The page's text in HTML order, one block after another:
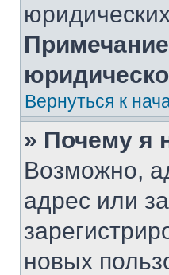
Вернуться к
» Почему я
Возможно,
адрес или
новых